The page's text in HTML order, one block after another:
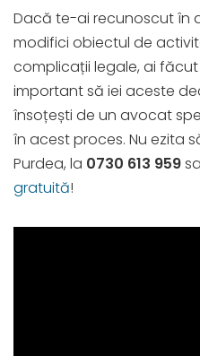
Dacă te-ai recunoscut în
modifici obiectul de
complicații legale, ai
important să iei aceste
însoțești de un avocat
în acest proces. Nu ezita
Purdea, la 0730 613 959
gratuită!